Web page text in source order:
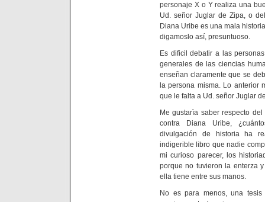
personaje X o Y realiza una
Ud. señor Juglar de Zipa, o
Diana Uribe es una mala
digamoslo así, presuntuoso.
Es dificil debatir a las
generales de las ciencias
enseñan claramente que se
la persona misma. Lo anterior
que le falta a Ud. señor Juglar
Me gustarìa saber respecto
contra Diana Uribe,
divulgación de historia ha
indigerible libro que nadie
mi curioso parecer, los
porque no tuvieron la enterza
ella tiene entre sus manos.
No es para menos, una